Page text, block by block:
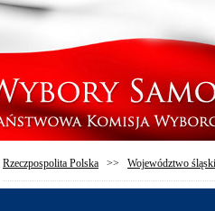
Rzeczpospolita Polska >> Województwo